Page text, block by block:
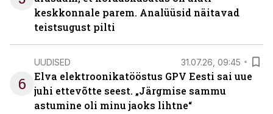
keskkonnale parem. Analüüsid näitavad
teistsugust pilti
6
UUDISED 31.07.26, 09:45
Elva elektroonikatööstus GPV Eesti sai uue
juhi ettevõtte seest. „Järgmise sammu
astumine oli minu jaoks lihtne“